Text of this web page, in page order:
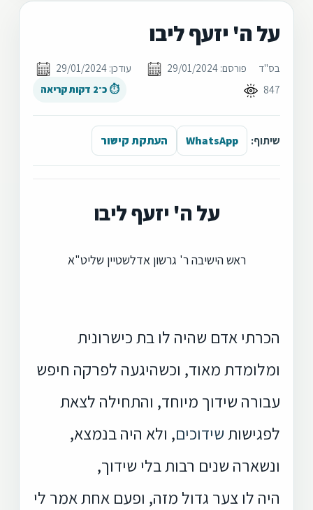
על ה' יזעף ליבו
בס"ד פורסם: 29/01/2024
עודכן: 29/01/2024
847
⏱ כ־2 דקות קריאה
שיתוף: WhatsApp העתקת קישור
על ה' יזעף ליבו
ראש הישיבה ר' גרשון אדלשטיין שליט"א
הכרתי אדם שהיה לו בת כישרונית
ומלומדת מאוד, וכשהיגעה לפרקה חיפש
עבורה שידוך מיוחד, והתחילה לצאת
לפגישותשידוכים, ולא היה בנמצא,
ונשארה שנים רבות בלי שידוך,
היה לו צער גדול מזה, ופעם אחת אמר לי